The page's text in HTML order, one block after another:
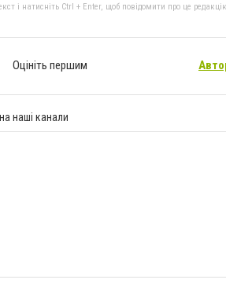
і натисніть Ctrl + Enter, щоб повідомити про це
Оцініть першим
наші канали